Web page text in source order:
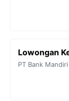
Lowongan
PT Bank